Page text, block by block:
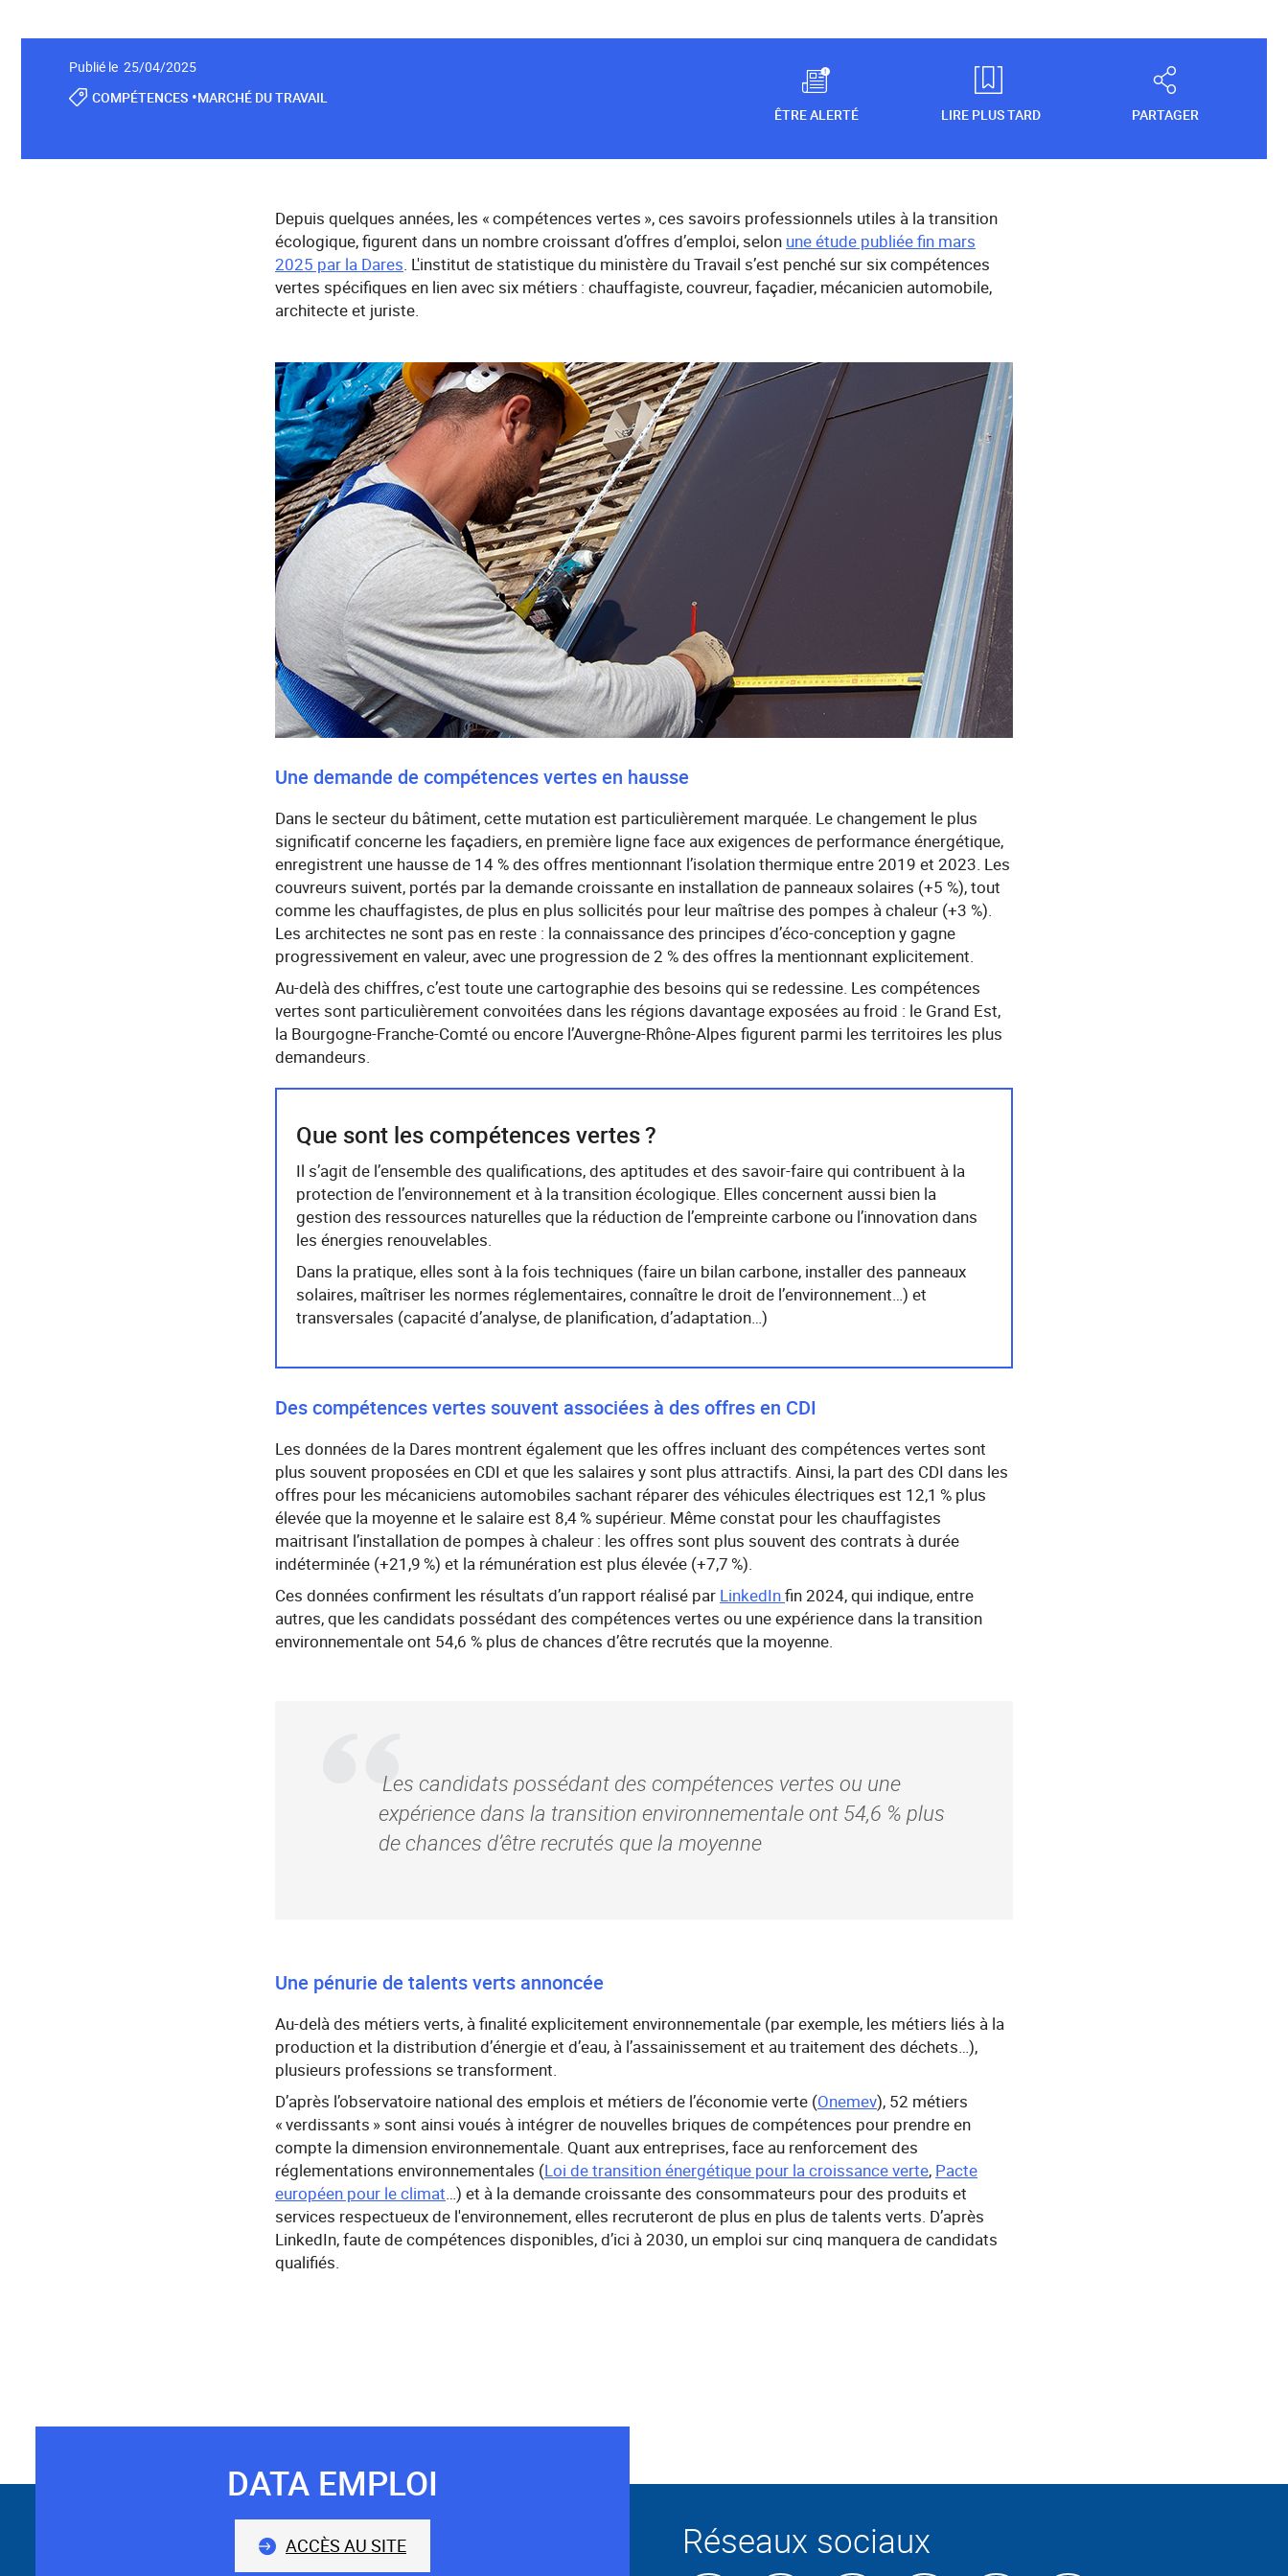
Publié le 25/04/2025
COMPÉTENCES •MARCHÉ DU TRAVAIL
ÊTRE ALERTÉ
LIRE PLUS TARD PARTAGER
Depuis quelques années, les « compétences vertes », ces savoirs professionnels utiles à la transition
écologique, figurent dans un nombre croissant d’offres d’emploi, selon une étude publiée fin mars
2025 par la Dares. L'institut de statistique du ministère du Travail s’est penché sur six compétences
vertes spécifiques en lien avec six métiers : chauffagiste, couvreur, façadier, mécanicien automobile,
architecte et juriste.
Une demande de compétences vertes en hausse
Dans le secteur du bâtiment, cette mutation est particulièrement marquée. Le changement le plus
significatif concerne les façadiers, en première ligne face aux exigences de performance énergétique,
enregistrent une hausse de 14 % des offres mentionnant l’isolation thermique entre 2019 et 2023. Les
couvreurs suivent, portés par la demande croissante en installation de panneaux solaires (+5 %), tout
comme les chauffagistes, de plus en plus sollicités pour leur maîtrise des pompes à chaleur (+3 %).
Les architectes ne sont pas en reste : la connaissance des principes d’éco-conception y gagne
progressivement en valeur, avec une progression de 2 % des offres la mentionnant explicitement.
Au-delà des chiffres, c’est toute une cartographie des besoins qui se redessine. Les compétences
vertes sont particulièrement convoitées dans les régions davantage exposées au froid : le Grand Est,
la Bourgogne-Franche-Comté ou encore l’Auvergne-Rhône-Alpes figurent parmi les territoires les plus
demandeurs.
Que sont les compétences vertes ?
Il s’agit de l’ensemble des qualifications, des aptitudes et des savoir-faire qui contribuent à la
protection de l’environnement et à la transition écologique. Elles concernent aussi bien la
gestion des ressources naturelles que la réduction de l’empreinte carbone ou l’innovation dans
les énergies renouvelables.
Dans la pratique, elles sont à la fois techniques (faire un bilan carbone, installer des panneaux
solaires, maîtriser les normes réglementaires, connaître le droit de l’environnement…) et
transversales (capacité d’analyse, de planification, d’adaptation…)
Des compétences vertes souvent associées à des offres en CDI
Les données de la Dares montrent également que les offres incluant des compétences vertes sont
plus souvent proposées en CDI et que les salaires y sont plus attractifs. Ainsi, la part des CDI dans les
offres pour les mécaniciens automobiles sachant réparer des véhicules électriques est 12,1 % plus
élevée que la moyenne et le salaire est 8,4 % supérieur. Même constat pour les chauffagistes
maitrisant l’installation de pompes à chaleur : les offres sont plus souvent des contrats à durée
indéterminée (+21,9 %) et la rémunération est plus élevée (+7,7 %).
Ces données confirment les résultats d’un rapport réalisé par LinkedInfin 2024, qui indique, entre
autres, que les candidats possédant des compétences vertes ou une expérience dans la transition
environnementale ont 54,6 % plus de chances d’être recrutés que la moyenne.
Les candidats possédant des compétences vertes ou une
expérience dans la transition environnementale ont 54,6 % plus
de chances d’être recrutés que la moyenne
Une pénurie de talents verts annoncée
Au-delà des métiers verts, à finalité explicitement environnementale (par exemple, les métiers liés à la
production et la distribution d’énergie et d’eau, à l’assainissement et au traitement des déchets…),
plusieurs professions se transforment.
D’après l’observatoire national des emplois et métiers de l’économie verte (Onemev), 52 métiers
« verdissants » sont ainsi voués à intégrer de nouvelles briques de compétences pour prendre en
compte la dimension environnementale. Quant aux entreprises, face au renforcement des
réglementations environnementales (Loi de transition énergétique pour la croissance verte, Pacte
européen pour le climat…) et à la demande croissante des consommateurs pour des produits et
services respectueux de l'environnement, elles recruteront de plus en plus de talents verts. D’après
LinkedIn, faute de compétences disponibles, d’ici à 2030, un emploi sur cinq manquera de candidats
qualifiés.
DATA EMPLOI
ACCÈS AU SITE Réseaux sociaux